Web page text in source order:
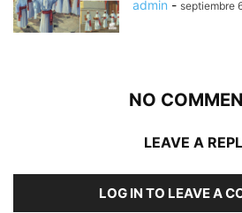
admin - septiembre
NO
LEAVE A
LOG IN TO LEAVE A